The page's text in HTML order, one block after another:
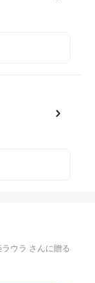
ウラ さんに贈る